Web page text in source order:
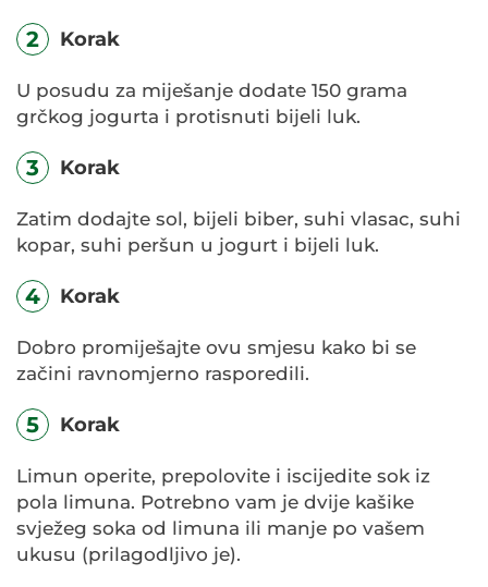
2 Korak
U posudu za miješanje dodate 150 grama
grčkog jogurta i protisnuti bijeli luk.
3 Korak
Zatim dodajte sol, bijeli biber, suhi vlasac, suhi
kopar, suhi peršun u jogurt i bijeli luk.
4 Korak
Dobro promiješajte ovu smjesu kako bi se
začini ravnomjerno rasporedili.
5 Korak
Limun operite, prepolovite i iscijedite sok iz
pola limuna. Potrebno vam je dvije kašike
svježeg soka od limuna ili manje po vašem
ukusu (prilagodljivo je).